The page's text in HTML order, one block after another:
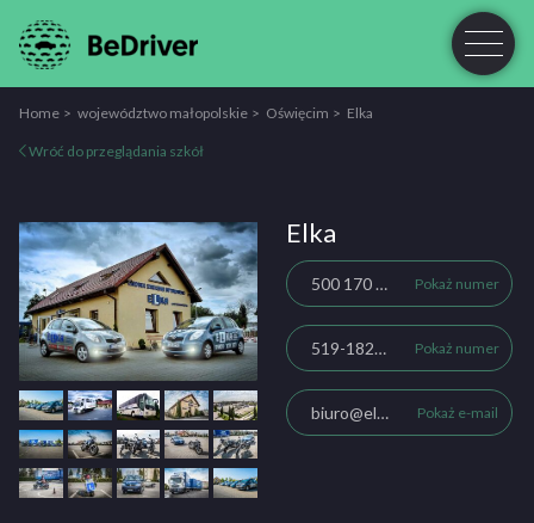
Home województwo małopolskie Oświęcim Elka
Wróć do przeglądania szkół
Elka
500 170 177 Pokaż numer
519-182-180 Pokaż numer
biuro@elkaoswiecim.pl Pokaż e-mail